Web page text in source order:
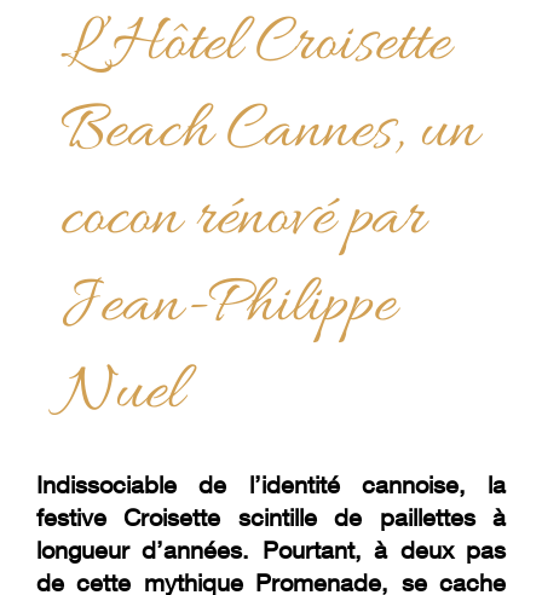
L’Hôtel Croisette
Beach Cannes, un
cocon rénové par
Jean-Philippe
Nuel
Indissociable de l’identité cannoise, la
festive Croisette scintille de paillettes à
longueur d’années. Pourtant, à deux pas
de cette mythique Promenade, se cache